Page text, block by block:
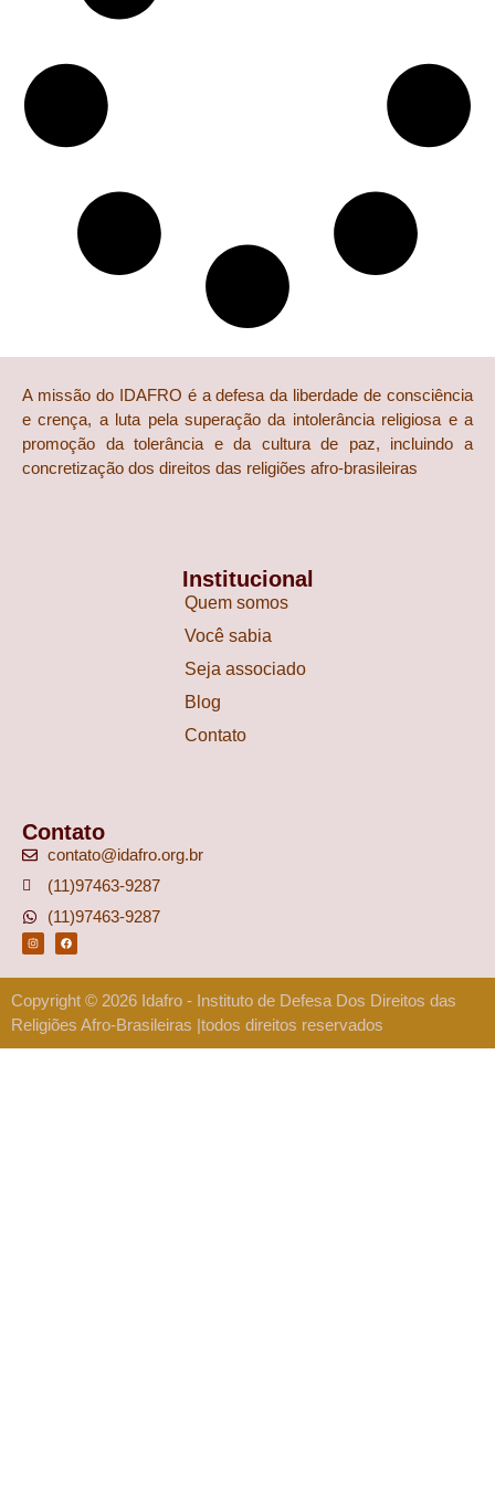
A missão do IDAFRO é a defesa da liberdade de consciência
e crença, a luta pela superação da intolerância religiosa e a
promoção da tolerância e da cultura de paz, incluindo a
concretização dos direitos das religiões afro-brasileiras
Institucional
Quem somos
Você sabia
Seja associado
Blog
Contato
Contato
contato@idafro.org.br
(11)97463-9287
(11)97463-9287
Copyright © 2026 Idafro - Instituto de Defesa Dos Direitos das
Religiões Afro-Brasileiras |todos direitos reservados